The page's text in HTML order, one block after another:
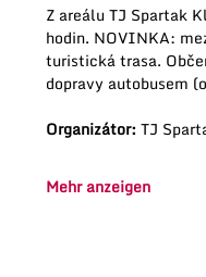
Z areálu TJ Spartak
hodin. NOVINKA:
turistická trasa.
dopravy autobusem
Organizátor: TJ
Mehr anzeigen